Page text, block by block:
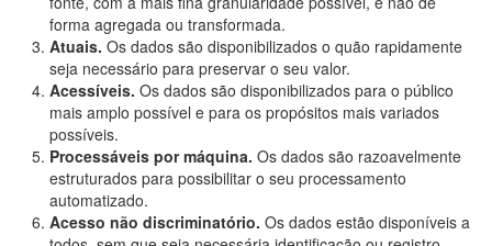
forma agregada ou transformada.
Atuais. Os dados são disponibilizados o quão rapidamente
seja necessário para preservar o seu valor.
Acessíveis. Os dados são disponibilizados para o público
mais amplo possível e para os propósitos mais variados
possíveis.
Processáveis por máquina. Os dados são razoavelmente
estruturados para possibilitar o seu processamento
automatizado.
Acesso não discriminatório. Os dados estão disponíveis a